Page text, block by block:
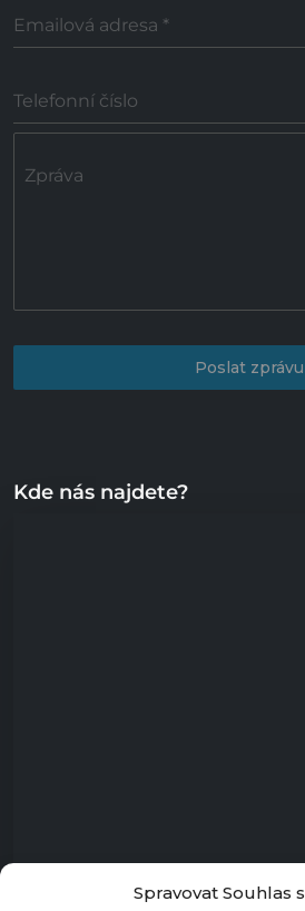
Spravovat Souhlas s
Emailová adresa *
Telefonní číslo
Zpráva
Poslat zprávu
Kde nás najdete?